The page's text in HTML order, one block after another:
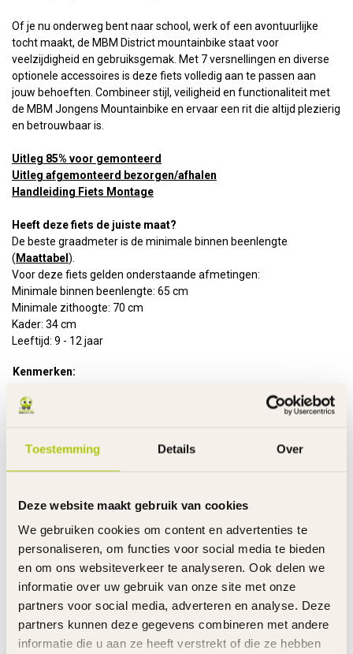
Toestemming Details Over
Deze website maakt gebruik van cookies
We gebruiken cookies om content en advertenties te
personaliseren, om functies voor social media te bieden
en om ons websiteverkeer te analyseren. Ook delen we
informatie over uw gebruik van onze site met onze
partners voor social media, adverteren en analyse. Deze
partners kunnen deze gegevens combineren met andere
informatie die u aan ze heeft verstrekt of die ze hebben
Of je nu onderweg bent naar school, werk of een avontuurlijke
tocht maakt, de MBM District mountainbike staat voor
veelzijdigheid en gebruiksgemak. Met 7 versnellingen en diverse
optionele accessoires is deze fiets volledig aan te passen aan
jouw behoeften. Combineer stijl, veiligheid en functionaliteit met
de MBM Jongens Mountainbike en ervaar een rit die altijd plezierig
en betrouwbaar is.
Uitleg 85% voor gemonteerd
Uitleg afgemonteerd bezorgen/afhalen
Handleiding Fiets Montage
Heeft deze fiets de juiste maat?
De beste graadmeter is de minimale binnen beenlengte
( Maattabel ).
Voor deze fiets gelden onderstaande afmetingen:
Minimale binnen beenlengte: 65 cm
Minimale zithoogte: 70 cm
Kader: 34 cm
Leeftijd: 9 - 12 jaar
Kenmerken:
Versnellingen
Remmen
Handremmen voor en achter
Handvatten
Slijtvast rubber
Buitenbanden
26 x 2.10
Reflectoren
Voor- en achterwiel
Tandwiel voor
32 T
Tandwielen achter
14 - 28 T
Zadel
Selle Bassano
Zadelpen
Aluminium met snel sluiting
Voorvork
Geveerd